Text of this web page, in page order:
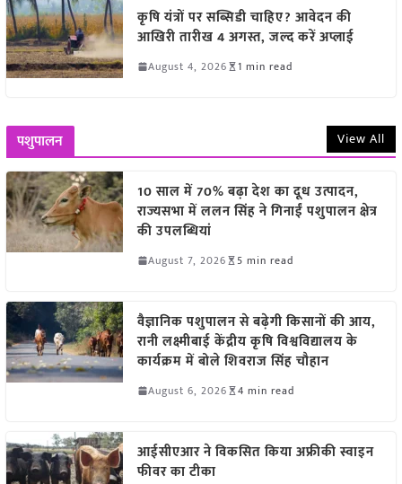
कृषि यंत्रों पर सब्सिडी चाहिए? आवेदन की
आखिरी तारीख 4 अगस्त, जल्द करें अप्लाई
August 4, 2026 1 min read
पशुपालन View All
10 साल में 70% बढ़ा देश का दूध उत्पादन,
राज्यसभा में ललन सिंह ने गिनाईं पशुपालन क्षेत्र
की उपलब्धियां
August 7, 2026 5 min read
वैज्ञानिक पशुपालन से बढ़ेगी किसानों की आय,
रानी लक्ष्मीबाई केंद्रीय कृषि विश्वविद्यालय के
कार्यक्रम में बोले शिवराज सिंह चौहान
August 6, 2026 4 min read
आईसीएआर ने विकसित किया अफ्रीकी स्वाइन
फीवर का टीका